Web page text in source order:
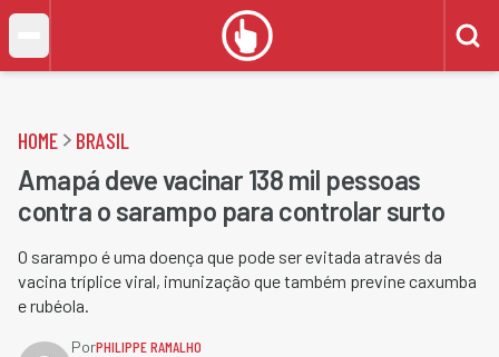
HOME BRASIL
Amapá deve vacinar 138 mil pessoas
contra o sarampo para controlar surto
O sarampo é uma doença que pode ser evitada através da
vacina tríplice viral, imunização que também previne caxumba
e rubéola.
PorPHILIPPE RAMALHO